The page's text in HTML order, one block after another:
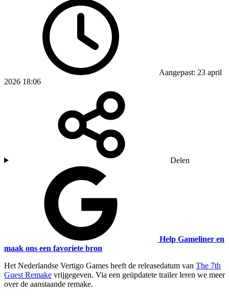
Aangepast: 23 april
2026 18:06
Delen
Help Gameliner en
maak ons een favoriete bron
Het Nederlandse Vertigo Games heeft de releasedatum van The 7th
Guest Remake vrijgegeven. Via een geüpdatete trailer leren we meer
over de aanstaande remake.